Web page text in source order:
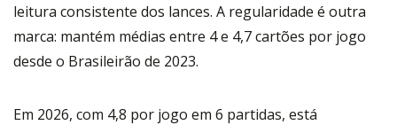
leitura consistente dos lances. A regularidade é outra
marca: mantém médias entre 4 e 4,7 cartões por jogo
desde o Brasileirão de 2023.
Em 2026, com 4,8 por jogo em 6 partidas, está